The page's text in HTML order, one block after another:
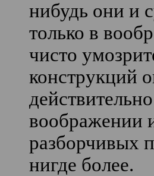
нибудь они и
только в
чисто
конструкций
воображении
разборчивых
нигде более.